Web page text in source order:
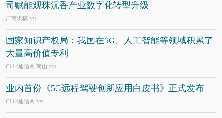
司赋能观珠沉香产业数字化转型升级
厂商供稿 7/31
国家知识产权局：我国在5G、人工智能等领域积累了
大量高价值专利
C114通信网 南山 7/29
业内首份《5G远程驾驶创新应用白皮书》正式发布
C114通信网 7/29